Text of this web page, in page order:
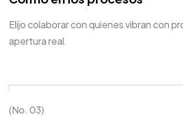
Elijo colaborar con quienes vibran con
apertura real.
(No. 03)